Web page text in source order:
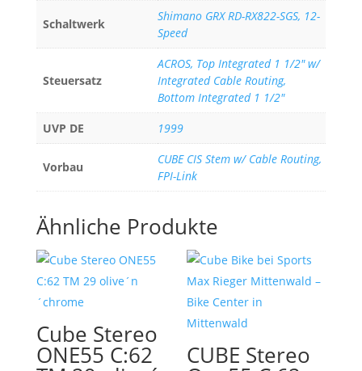
Schaltwerk
Shimano GRX RD-RX822-SGS, 12-
Speed
Steuersatz
ACROS, Top Integrated 1 1/2" w/
Integrated Cable Routing,
Bottom Integrated 1 1/2"
UVP DE
1999
Vorbau
CUBE CIS Stem w/ Cable Routing,
FPI-Link
Ähnliche Produkte
Cube Stereo
ONE55 C:62 CUBE Stereo